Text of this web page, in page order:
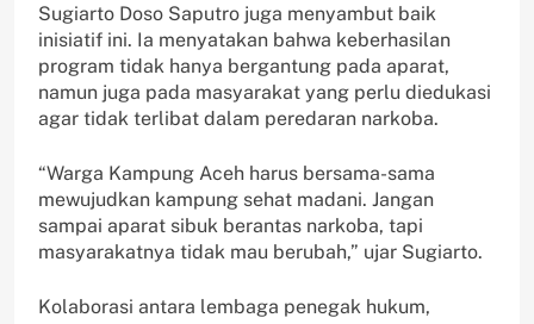
Sugiarto Doso Saputro juga menyambut baik
inisiatif ini. Ia menyatakan bahwa keberhasilan
program tidak hanya bergantung pada aparat,
namun juga pada masyarakat yang perlu diedukasi
agar tidak terlibat dalam peredaran narkoba.
“Warga Kampung Aceh harus bersama-sama
mewujudkan kampung sehat madani. Jangan
sampai aparat sibuk berantas narkoba, tapi
masyarakatnya tidak mau berubah,” ujar Sugiarto.
Kolaborasi antara lembaga penegak hukum,